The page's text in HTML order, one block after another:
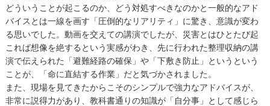
どういうことが起こるのか、どう対処すべきなのかと一般的なアド
バイスとは一線を画す「圧倒的なリアリティ」に驚き、意識が変わ
る思いでした。動画を交えての講演でしたが、災害とはひとたび起
これば想像を絶するという実感がわき、先に行われた整理収納の講
演で伝えられた「避難経路の確保」や「下敷き防止」というという
ことが、「命に直結する作業」だと気づかされました。
また、現場を見てきたからこそのシンプルで強力なアドバイスが、
非常に説得力があり、教科書通りの知識が「自分事」として感じら